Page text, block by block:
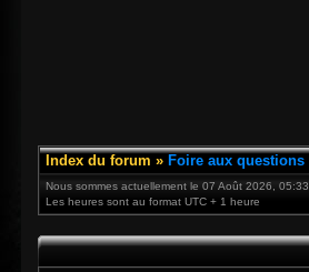
Index du forum » Foire aux questions
Nous sommes actuellement le 07 Août 2026, 05:33
Les heures sont au format UTC + 1 heure